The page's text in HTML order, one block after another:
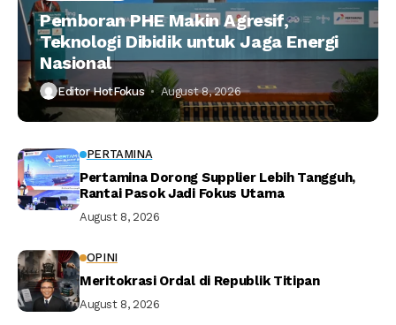
Pemboran PHE Makin Agresif,
Teknologi Dibidik untuk Jaga Energi
Nasional
Editor HotFokus August 8, 2026
PERTAMINA
Pertamina Dorong Supplier Lebih Tangguh,
Rantai Pasok Jadi Fokus Utama
August 8, 2026
OPINI
Meritokrasi Ordal di Republik Titipan
August 8, 2026